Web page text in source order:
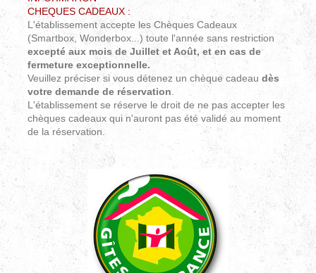
CHEQUES CADEAUX :
L'établissement accepte les Chèques Cadeaux
(Smartbox, Wonderbox...) toute l'année sans restriction
excepté aux mois de Juillet et Août, et en cas de
fermeture exceptionnelle.
Veuillez préciser si vous détenez un chèque cadeau dès
votre demande de réservation
L'établissement se réserve le droit de ne pas accepter les
chèques cadeaux qui n'auront pas été validé au moment
de la réservation.